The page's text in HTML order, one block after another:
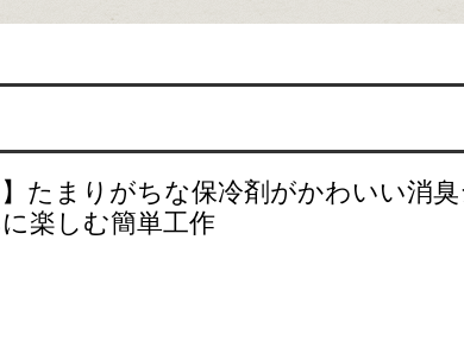
】たまりがちな保冷剤がかわいい消
楽しむ簡単工作